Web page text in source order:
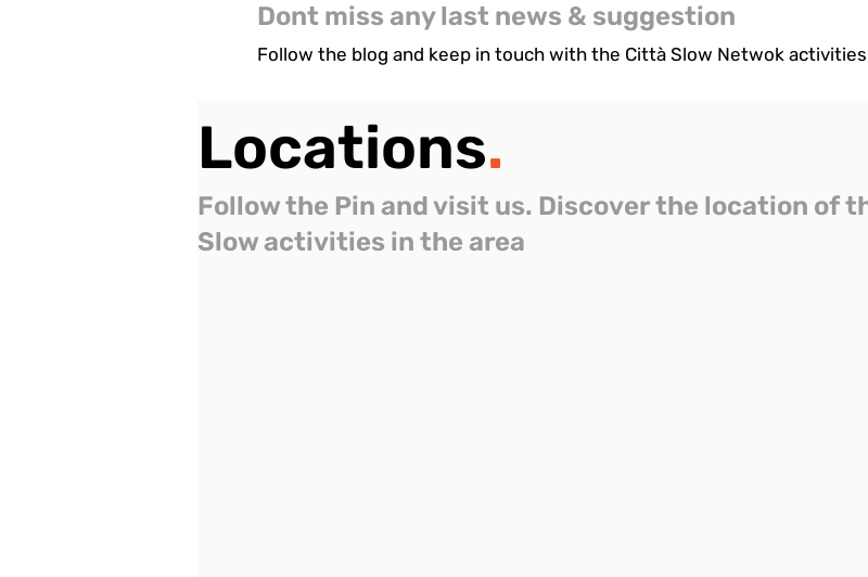
Dont miss any last news & suggestion
Follow the blog and keep in touch with the Città Slow Netwok
Locations.
Follow the Pin and visit us. Discover the location of
Slow activities in the area